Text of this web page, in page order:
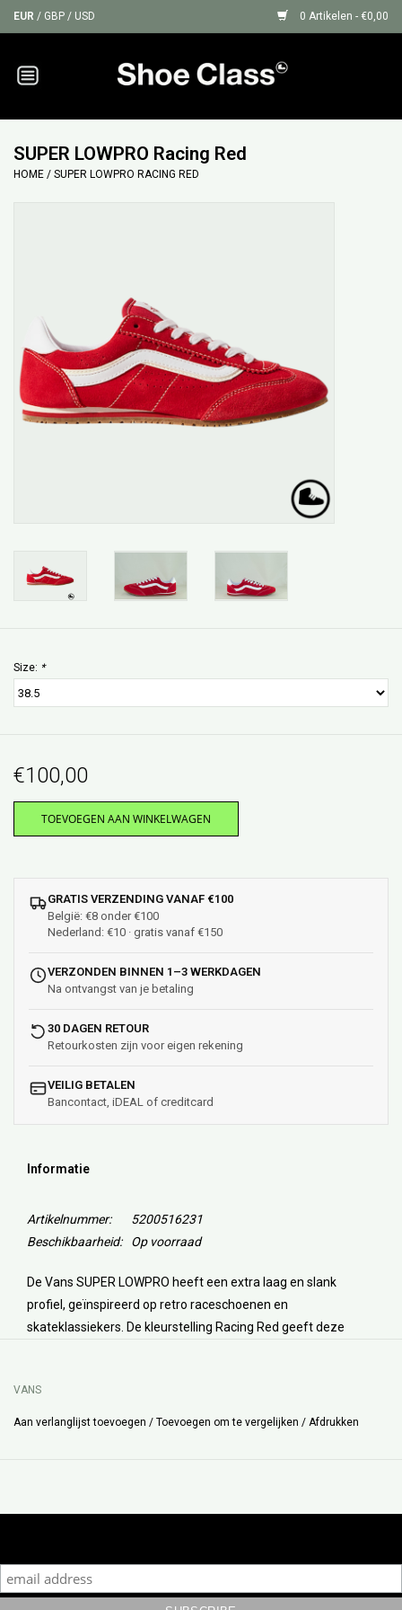
EUR / GBP / USD 0 Artikelen - €0,00
Home
SUPER LOWPRO Racing Red
HOME / SUPER LOWPRO RACING RED
Size: *
€100,00
TOEVOEGEN AAN WINKELWAGEN
GRATIS VERZENDING VANAF €100
België: €8 onder €100
Nederland: €10 · gratis vanaf €150
VERZONDEN BINNEN 1–3 WERKDAGEN
Na ontvangst van je betaling
30 DAGEN RETOUR
Retourkosten zijn voor eigen rekening
VEILIG BETALEN
Bancontact, iDEAL of creditcard
Informatie
Artikelnummer:
5200516231
Beschikbaarheid:
Op voorraad
De Vans SUPER LOWPRO heeft een extra laag en slank
profiel, geïnspireerd op retro raceschoenen en
skateklassiekers. De kleurstelling Racing Red geeft deze
VANS
Aan verlanglijst toevoegen / Toevoegen om te vergelijken / Afdrukken